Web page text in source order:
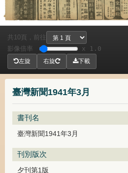
臺灣新聞1941年3月
書刊名
臺灣新聞1941年3月
刊別版次
夕刊第1版
共 10頁，
前往
影像倍率
x 1.0
左旋 右旋 下載